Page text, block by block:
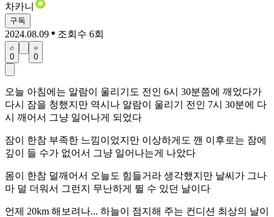
차카니
구독
2024.08.09 조회수 6회
0 0
오늘 아침에는 알람이 울리기도 전인 6시 30분쯤에 깨었다가
다시 잠을 청했지만 역시나 알람이 울리기 전인 7시 30분에 다
시 깨어서 그냥 일어나게 되었다
잠이 한참 부족한 느낌이었지만 이상하게도 깬 이후로는 잠에
깊이 들 수가 없어서 그냥 일어나는게 나았다
몸이 한참 덜깨어서 오늘도 힘들거라 생각했지만 날씨가 그나
마 덜 더워서 그런지 무난하게 뛸 수 있던 날이다
언제 20km 해보려나... 하늘이 점지해 주는 컨디션 최상의 날이